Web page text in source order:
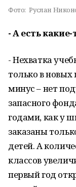
Фото: Руслан
- А есть
- Нехватка
только в
минус – нет
запасного
годами, как у
заказаны
детей. А
классов
первый год